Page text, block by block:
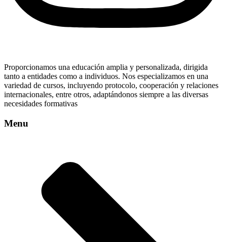
Proporcionamos una educación amplia y personalizada, dirigida
tanto a entidades como a individuos. Nos especializamos en una
variedad de cursos, incluyendo protocolo, cooperación y relaciones
internacionales, entre otros, adaptándonos siempre a las diversas
necesidades formativas
Menu